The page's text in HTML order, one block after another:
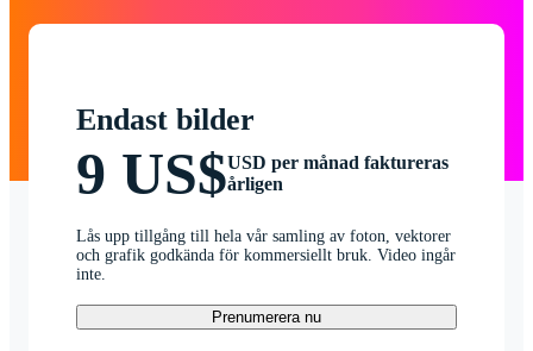
Endast bilder
9 US$USD per månad faktureras
årligen
Lås upp tillgång till hela vår samling av foton, vektorer
och grafik godkända för kommersiellt bruk. Video ingår
inte.
Prenumerera nu